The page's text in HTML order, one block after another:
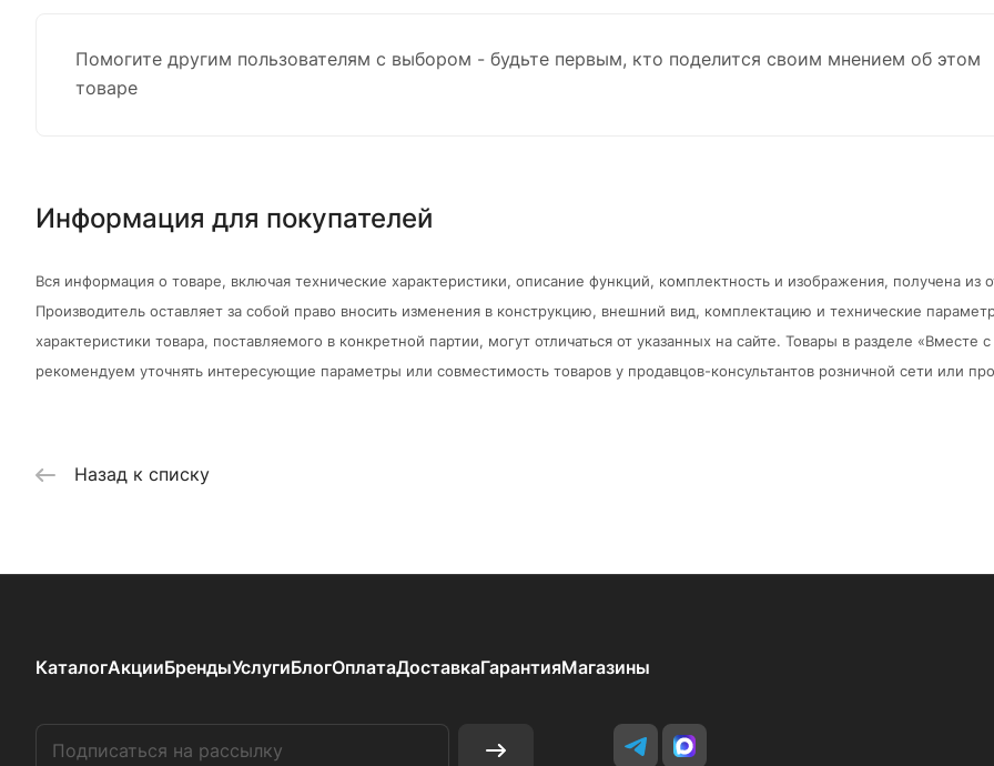
Помогите другим пользователям с выбором - будьте первым, кто поделится своим мнением об этом
товаре
Информация для покупателей
Вся информация о товаре, включая технические характеристики, описание функций, комплектность и изображения, получена из
Производитель оставляет за собой право вносить изменения в конструкцию, внешний вид, комплектацию и технические
характеристики товара, поставляемого в конкретной партии, могут отличаться от указанных на сайте. Товары в разделе
рекомендуем уточнять интересующие параметры или совместимость товаров у продавцов-консультантов розничной сети или
Назад к списку
КаталогАкцииБрендыУслугиБлогОплатаДоставкаГарантияМагазины